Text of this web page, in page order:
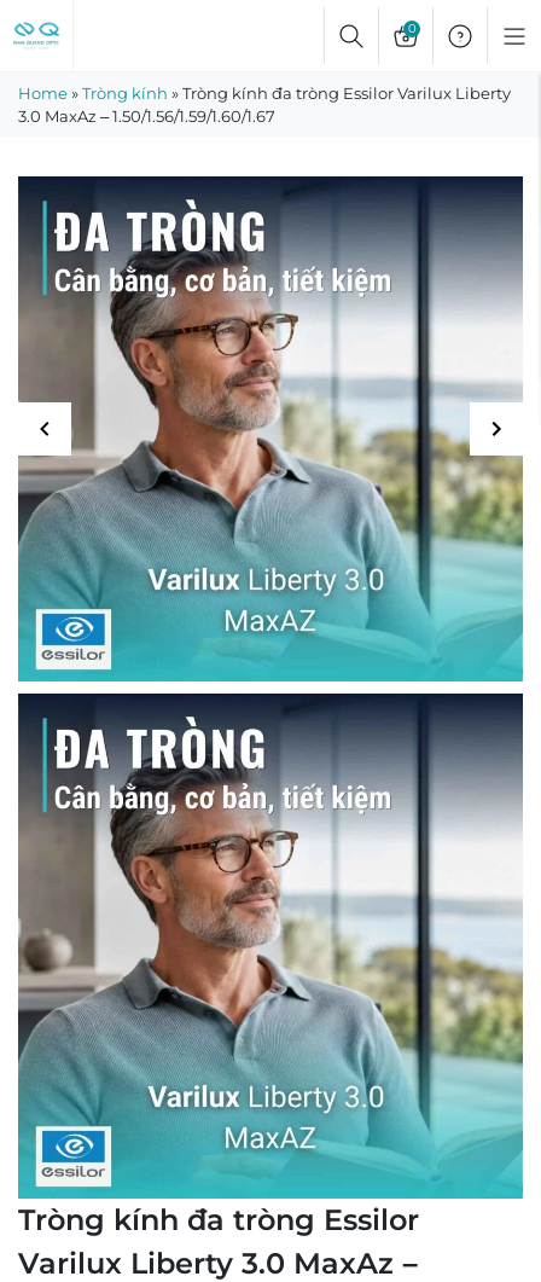
to
0
Home»Tròng kính »Tròng kính đa tròng Essilor Varilux Liberty
3.0 MaxAz – 1.50/1.56/1.59/1.60/1.67
Tròng kính đa tròng Essilor
Varilux Liberty 3.0 MaxAz –